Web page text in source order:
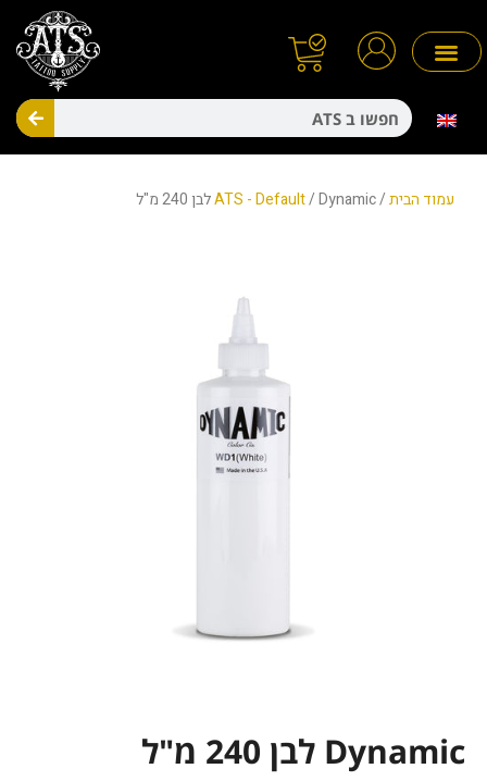
לתוכן
עמוד הבית/
ATS - Default/ Dynamic לבן 240 מ"ל
Dynamic לבן 240 מ"ל